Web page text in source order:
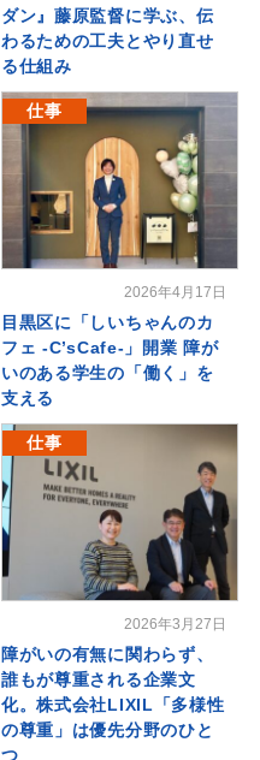
ダン』藤原監督に学ぶ、伝
わるための工夫とやり直せ
る仕組み
仕事
2026年4月17日
目黒区に「しいちゃんのカ
フェ -C’sCafe-」開業 障が
いのある学生の「働く」を
支える
仕事
2026年3月27日
障がいの有無に関わらず、
誰もが尊重される企業文
化。株式会社LIXIL「多様性
の尊重」は優先分野のひと
つ